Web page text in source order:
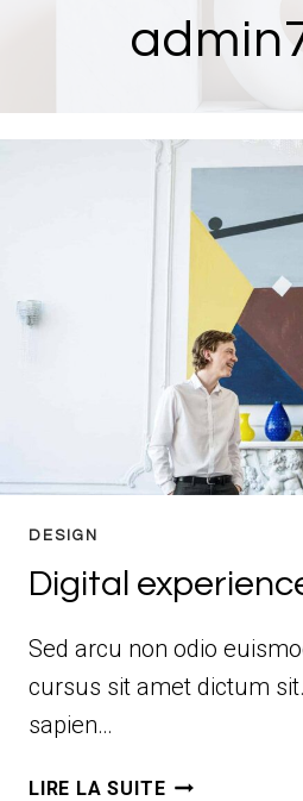
DESIGN
Digital
Sed arcu non odio
cursus sit amet dictum
sapien…
LIRE LA SUITEDIGITAL